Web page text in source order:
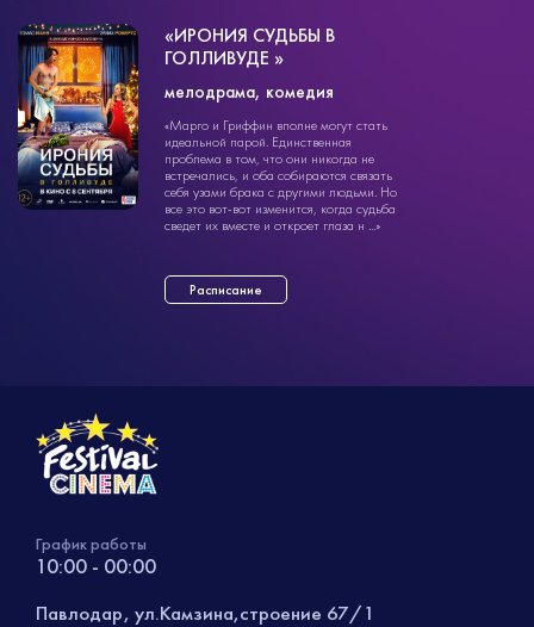
мелодрама
1ч. 40мин.
12+
«ИРОНИЯ СУДЬБЫ В
ГОЛЛИВУДЕ »
мелодрама, комедия
«Марго и Гриффин вполне могут стать
идеальной парой. Единственная
проблема в том, что они никогда не
встречались, и оба собираются связать
себя узами брака с другими людьми. Но
все это вот-вот изменится, когда судьба
сведет их вместе и откроет глаза н ...»
Расписание
График работы
10:00 - 00:00
Павлодар, ул.Камзина,строение 67/1